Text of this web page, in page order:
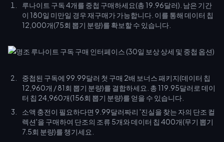
루나이트 구독 4개를 중첩 구매하세요(총 19.96달러). 남은 기간
이 180일 미만일 경우 재구매가 가능합니다. 이를 통해 데이터 칩
12,000개(75회 뽑기 분량)를 확보할 수 있습니다.
중첩된 구독에 99.99달러 첫 구매 2배 보너스 패키지(데이터 칩
12,960개 / 81회 뽑기 분량)를 결합하세요. 총 119.95달러로 데이
터 칩 24,960개(156회 뽑기 분량)를 얻을 수 있습니다.
소액 충전이 필요하다면 9.99달러짜리 '진실을 찾는 자의 단조 컬
렉션'을 구매하여 단조의 조류 5개와 데이터 칩 400개(무기 뽑기
7.5회 분량)를 챙기세요.